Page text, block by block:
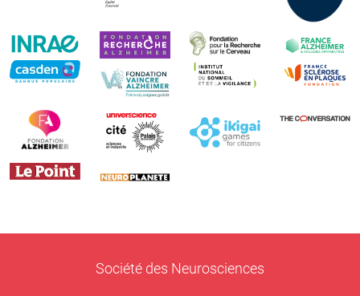
Société des Neurosciences